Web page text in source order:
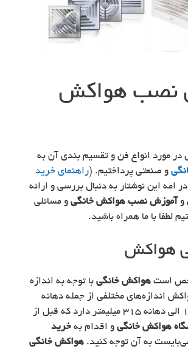
نصب هواکش
در مورد انواع فن و تقسیم بندی آن به
و صنعتی پرداختیم. (راهنمای خرید
امه این نوشتار به دنبال بررسی و ارائه
و آموزش نصب هواکش خانگی و مسائلی
لطفا با ما همراه باشید.
هواکش
است هواکش خانگی با توجه به اندازه
اندازه‌های مختلفی از جمله دهانه
100، دهانه 125 الی دهانه 315 میلیمتر دارد که قبل از
هواکش خانگی و اقدام به خرید
به آن توجه کنید. هواکش خانگی